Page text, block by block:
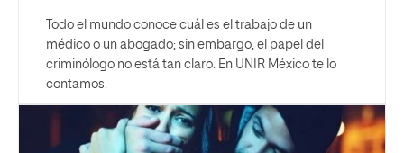
Todo el mundo conoce cuál es el trabajo de un
médico o un abogado; sin embargo, el papel del
criminólogo no está tan claro. En UNIR México te lo
contamos.